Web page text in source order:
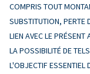
COMPRIS TOUT
SUBSTITUTION, PERTE
LIEN AVEC LE
LA POSSIBILITÉ DE
L'OBJECTIF ESSENTIEL